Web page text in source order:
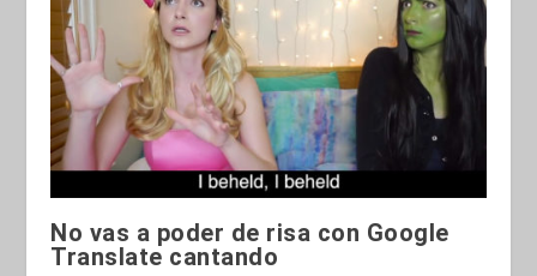
No vas a poder de risa con Google
Translate cantando